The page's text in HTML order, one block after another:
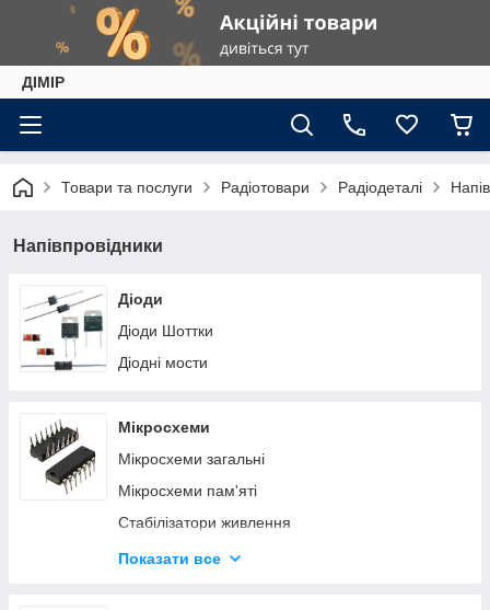
ДІМІР
Товари та послуги Радіотовари Радіодеталі
Напівпровідники
Діоди
Діоди Шоттки
Діодні мости
Мікросхеми
Мікросхеми загальні
Мікросхеми пам'яті
Стабілізатори живлення
Мікроконтролери
Показати все